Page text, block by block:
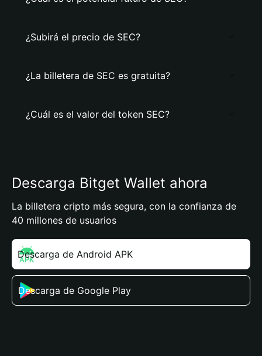
¿Subirá el precio de SEC?
¿La billetera de SEC es gratuita?
¿Cuál es el valor del token SEC?
Descarga Bitget Wallet ahora
La billetera cripto más segura, con la confianza de
40 millones de usuarios
Descarga de Android APK
Descarga de Google Play